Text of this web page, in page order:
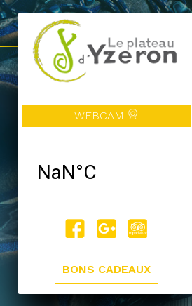
WEBCAM
BONS CADEAUX